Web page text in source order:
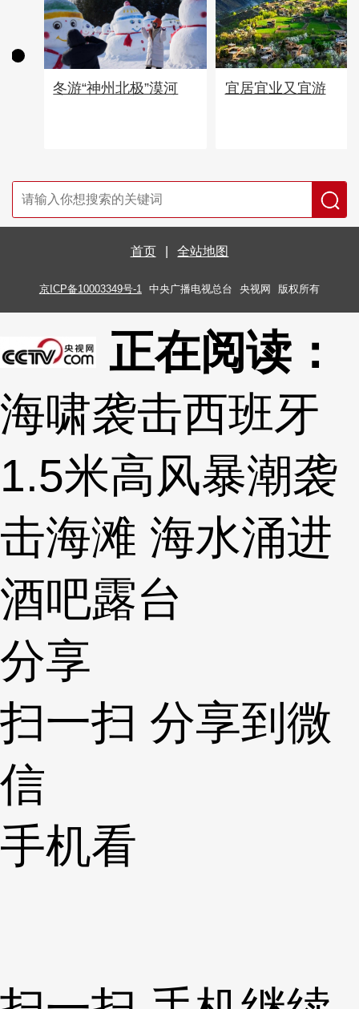
冬游“神州北极”漠河 宜居宜业又宜游
首页 全站地图
京ICP备10003349号-1 中央广播电视总台 央视网 版权所有
正在阅读：
海啸袭击西班牙
1.5米高风暴潮袭
击海滩 海水涌进
酒吧露台
分享
扫一扫 分享到微
信
手机看